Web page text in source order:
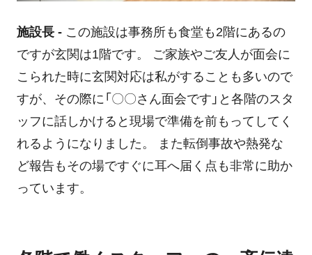
施設長 - この施設は事務所も食堂も2階にあるの
ですが玄関は1階です。 ご家族やご友人が面会に
こられた時に玄関対応は私がすることも多いので
すが、その際に「〇〇さん面会です」と各階のスタ
ッフに話しかけると現場で準備を前もってしてく
れるようになりました。 また転倒事故や熱発な
ど報告もその場ですぐに耳へ届く点も非常に助か
っています。